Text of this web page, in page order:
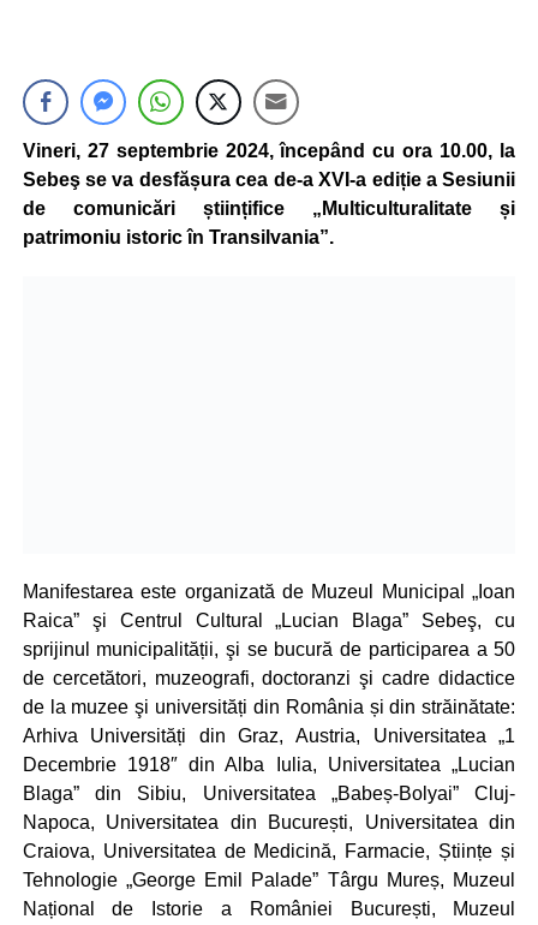
Vineri, 27 septembrie 2024, începând cu ora 10.00, la
Sebeş se va desfășura cea de-a XVI-a ediție a Sesiunii
de comunicări științifice „Multiculturalitate și
patrimoniu istoric în Transilvania”.
Manifestarea este organizată de Muzeul Municipal „Ioan
Raica” şi Centrul Cultural „Lucian Blaga” Sebeş, cu
sprijinul municipalității, şi se bucură de participarea a 50
de cercetători, muzeografi, doctoranzi şi cadre didactice
de la muzee şi universități din România și din străinătate:
Arhiva Universități din Graz, Austria, Universitatea „1
Decembrie 1918″ din Alba Iulia, Universitatea „Lucian
Blaga” din Sibiu, Universitatea „Babeș-Bolyai” Cluj-
Napoca, Universitatea din București, Universitatea din
Craiova, Universitatea de Medicină, Farmacie, Științe și
Tehnologie „George Emil Palade” Târgu Mureș, Muzeul
Național de Istorie a României București, Muzeul